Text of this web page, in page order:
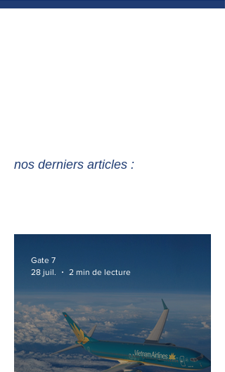
nos derniers articles :
Gate 7
28 juil.
2 min de lecture